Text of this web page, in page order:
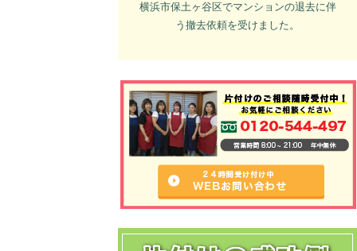
横浜市保土ヶ谷区でマンションの退去に伴
う撤去依頼を受けました。